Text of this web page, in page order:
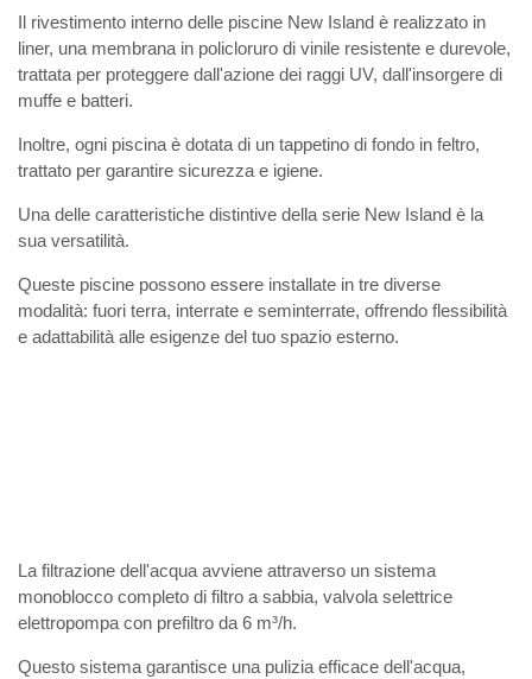
Il rivestimento interno delle piscine New Island è realizzato in
liner, una membrana in policloruro di vinile resistente e durevole,
trattata per proteggere dall'azione dei raggi UV, dall'insorgere di
muffe e batteri.
Inoltre, ogni piscina è dotata di un tappetino di fondo in feltro,
trattato per garantire sicurezza e igiene.
Una delle caratteristiche distintive della serie New Island è la
sua versatilità.
Queste piscine possono essere installate in tre diverse
modalità: fuori terra, interrate e seminterrate, offrendo flessibilità
e adattabilità alle esigenze del tuo spazio esterno.
La filtrazione dell'acqua avviene attraverso un sistema
monoblocco completo di filtro a sabbia, valvola selettrice
elettropompa con prefiltro da 6 m³/h.
Questo sistema garantisce una pulizia efficace dell'acqua,